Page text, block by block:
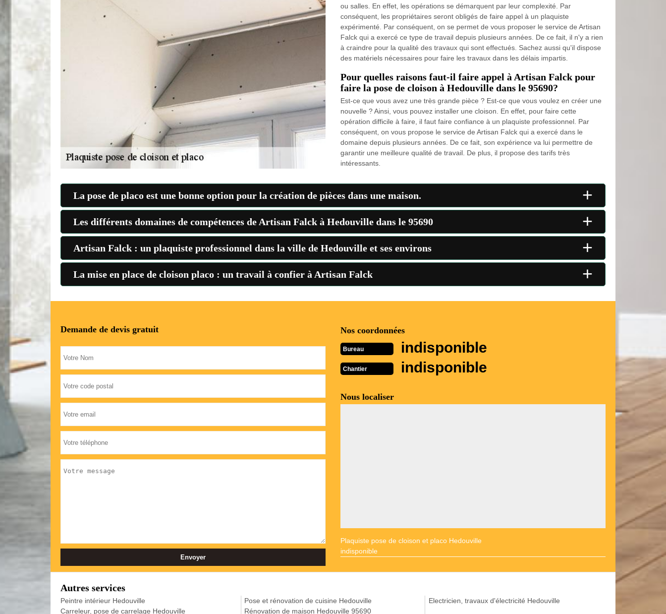
ou salles. En effet, les opérations se démarquent par leur complexité. Par
conséquent, les propriétaires seront obligés de faire appel à un plaquiste
expérimenté. Par conséquent, on se permet de vous proposer le service de Artisan
Falck qui a exercé ce type de travail depuis plusieurs années. De ce fait, il n'y a rien
à craindre pour la qualité des travaux qui sont effectués. Sachez aussi qu'il dispose
des matériels nécessaires pour faire les travaux dans les délais impartis.
Pour quelles raisons faut-il faire appel à Artisan Falck pour
faire la pose de cloison à Hedouville dans le 95690?
Est-ce que vous avez une très grande pièce ? Est-ce que vous voulez en créer une
nouvelle ? Ainsi, vous pouvez installer une cloison. En effet, pour faire cette
opération difficile à faire, il faut faire confiance à un plaquiste professionnel. Par
conséquent, on vous propose le service de Artisan Falck qui a exercé dans le
domaine depuis plusieurs années. De ce fait, son expérience va lui permettre de
garantir une meilleure qualité de travail. De plus, il propose des tarifs très
intéressants.
La pose de placo est une bonne option pour la création de pièces dans une maison. +
Les différents domaines de compétences de Artisan Falck à Hedouville dans le 95690 +
Artisan Falck : un plaquiste professionnel dans la ville de Hedouville et ses environs +
La mise en place de cloison placo : un travail à confier à Artisan Falck +
Demande de devis gratuit Nos coordonnées
Bureau indisponible
Chantier indisponible
Nous localiser
Plaquiste pose de cloison et placo Hedouville
indisponible
Autres services
Peintre intérieur Hedouville
Carreleur, pose de carrelage Hedouville
Pose et rénovation de cuisine Hedouville
Rénovation de maison Hedouville 95690
Electricien, travaux d'électricité Hedouville